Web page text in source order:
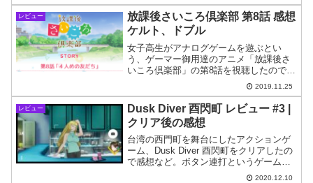
レビュー
放課後さいころ倶楽部 第8話 感想
ケルト、ドブル
女子高生がアナログゲームを遊ぶとい
う、ゲーマー御用達のアニメ「放課後さ
いころ倶楽部」の第8話を視聴したので感
想など。ケルト、ドブルという2つのゲー
ムが題材。そしてエミーリアがやっとレ
ギュラーメンバーに。
2019.11.25
レビュー
Dusk Diver 酉閃町 レビュー #3 |
クリア後の感想
台湾の西門町を舞台にしたアクションゲ
ーム、Dusk Diver 酉閃町をクリアしたの
で感想など。ボタン連打というゲーム性
と定価設定が高すぎる点を除けば良作だ
2020.12.10